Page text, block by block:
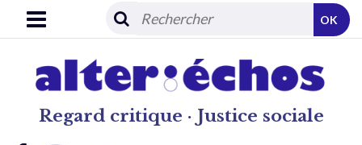
Regard critique · Justice sociale
OK